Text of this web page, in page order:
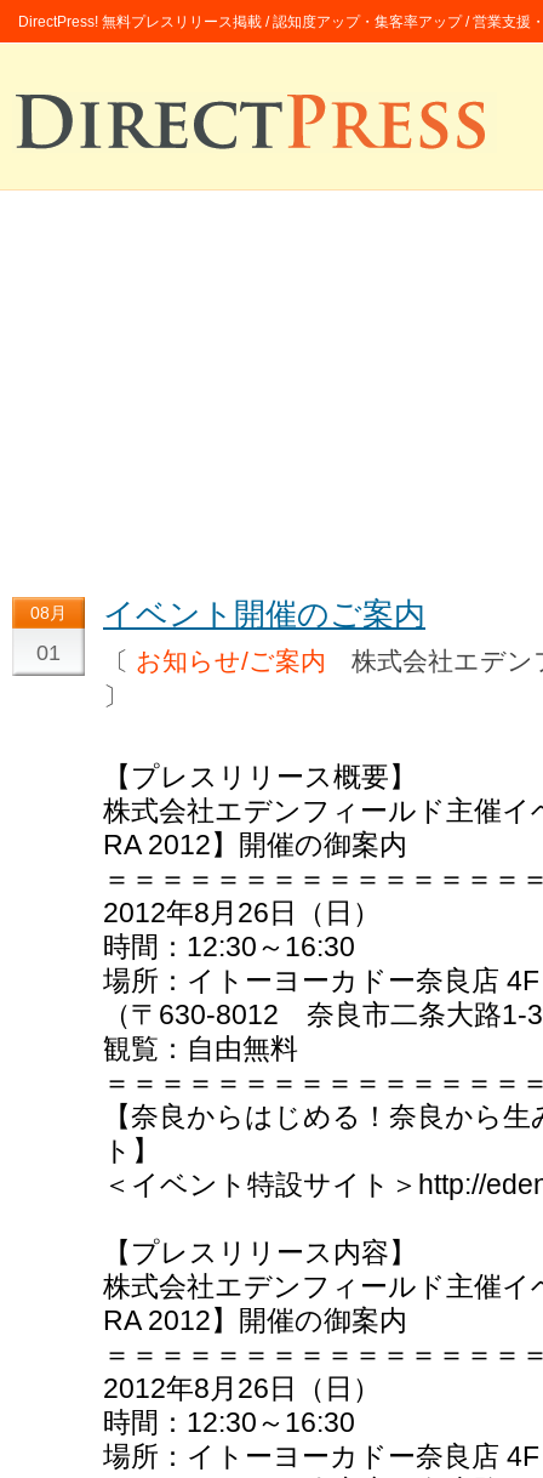
DirectPress! 無料プレスリリース掲載 / 認知度アップ・集客率アップ / 営業支援
08月
01
イベント開催のご案内
〔 お知らせ/ご案内 株式会社エデ
〕
【プレスリリース概要】
株式会社エデンフィールド主催イ
RA 2012】開催の御案内
＝＝＝＝＝＝＝＝＝＝＝＝＝＝＝
2012年8月26日（日）
時間：12:30～16:30
場所：イトーヨーカドー奈良店
（〒630-8012 奈良市二条大路1-
観覧：自由無料
＝＝＝＝＝＝＝＝＝＝＝＝＝＝＝
【奈良からはじめる！奈良から
ト】
＜イベント特設サイト＞http://
【プレスリリース内容】
株式会社エデンフィールド主催イ
RA 2012】開催の御案内
＝＝＝＝＝＝＝＝＝＝＝＝＝＝＝
2012年8月26日（日）
時間：12:30～16:30
場所：イトーヨーカドー奈良店